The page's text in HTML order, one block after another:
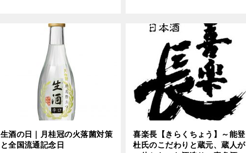
生酒の日｜月桂冠の火落菌対策
と全国流通記念日
喜楽長【きらくちょう】～能登
杜氏のこだわりと蔵元、蔵人が